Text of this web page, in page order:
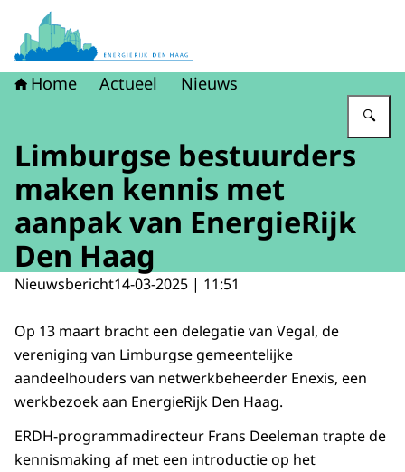
Naar de homepage van Energierijk Den Haag
Home Actueel Nieuws
Limburgse bestuurders
maken kennis met
aanpak van EnergieRijk
Den Haag
Nieuwsbericht14-03-2025 | 11:51
Op 13 maart bracht een delegatie van Vegal, de
vereniging van Limburgse gemeentelijke
aandeelhouders van netwerkbeheerder Enexis, een
werkbezoek aan EnergieRijk Den Haag.
ERDH-programmadirecteur Frans Deeleman trapte de
kennismaking af met een introductie op het